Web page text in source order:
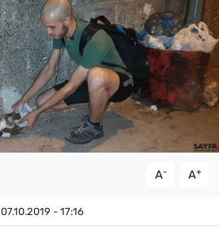
A- A+
07.10.2019 - 17:16